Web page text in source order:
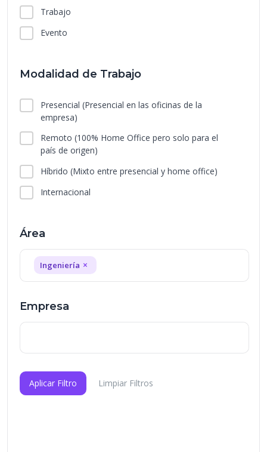
Trabajo
Evento
Modalidad de Trabajo
Presencial (Presencial en las oficinas de la
empresa)
Remoto (100% Home Office pero solo para el
país de origen)
Híbrido (Mixto entre presencial y home office)
Internacional
Área
Ingeniería ×
Empresa
Aplicar Filtro Limpiar Filtros